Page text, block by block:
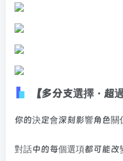
【多分支選擇 · 超
你的決定會深刻影響角色關
對話中的每個選項都可能改